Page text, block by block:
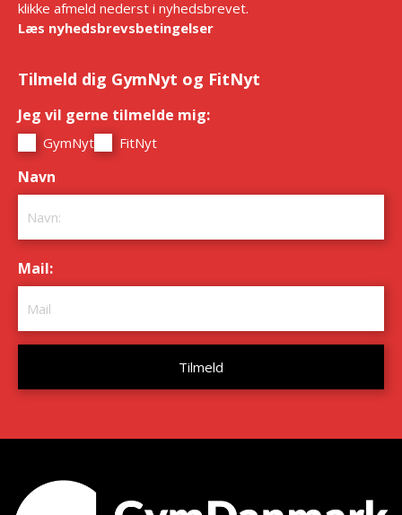
klikke afmeld nederst i nyhedsbrevet.
Læs nyhedsbrevsbetingelser
Tilmeld dig GymNyt og FitNyt
Jeg vil gerne tilmelde mig:
GymNyt FitNyt
Navn
Mail: